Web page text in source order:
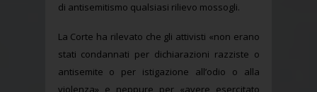
di antisemitismo qualsiasi rilievo mossogli.
La Corte ha rilevato che gli attivisti «non erano
stati condannati per dichiarazioni razziste o
antisemite o per istigazione all’odio o alla
violenza» e neppure per «avere esercitato